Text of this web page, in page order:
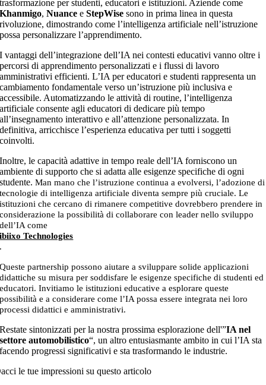
trasformazione per studenti, educatori e istituzioni. Aziende come
Khanmigo,Nuance eStepWise sono in prima linea in questa
rivoluzione, dimostrando come l’intelligenza artificiale nell’istruzione
possa personalizzare l’apprendimento.
I vantaggi dell’integrazione dell’IA nei contesti educativi vanno oltre i
percorsi di apprendimento personalizzati e i flussi di lavoro
amministrativi efficienti. L’IA per educatori e studenti rappresenta un
cambiamento fondamentale verso un’istruzione più inclusiva e
accessibile. Automatizzando le attività di routine, l’intelligenza
artificiale consente agli educatori di dedicare più tempo
all’insegnamento interattivo e all’attenzione personalizzata. In
definitiva, arricchisce l’esperienza educativa per tutti i soggetti
coinvolti.
Inoltre, le capacità adattive in tempo reale dell’IA forniscono un
ambiente di supporto che si adatta alle esigenze specifiche di ogni
studente.Man mano che l’istruzione continua a evolversi, l’adozione di
tecnologie di intelligenza artificiale diventa sempre più cruciale. Le
istituzioni che cercano di rimanere competitive dovrebbero prendere in
considerazione la possibilità di collaborare con leader nello sviluppo
dell’IA come
ibiixo Technologies
.
Queste partnership possono aiutare a sviluppare solide applicazioni
didattiche su misura per soddisfare le esigenze specifiche di studenti ed
educatori.Invitiamo le istituzioni educative a esplorare queste
possibilità e a considerare come l’IA possa essere integrata nei loro
processi didattici e amministrativi.
Restate sintonizzati per la nostra prossima esplorazione dell'”IA nel
settore automobilistico“, un altro entusiasmante ambito in cui l’IA sta
facendo progressi significativi e sta trasformando le industrie.
le tue impressioni su questo articolo